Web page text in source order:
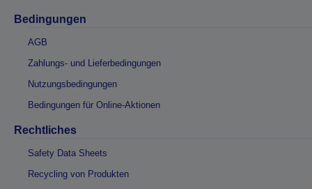
Bedingungen
AGB
Zahlungs- und Lieferbedingungen
Nutzungsbedingungen
Bedingungen für Online-Aktionen
Rechtliches
Safety Data Sheets
Recycling von Produkten